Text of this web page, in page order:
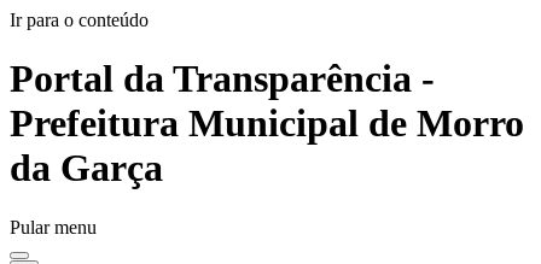
Ir para o conteúdo
Portal da Transparência -
Prefeitura Municipal de Morro
da Garça
Pular menu